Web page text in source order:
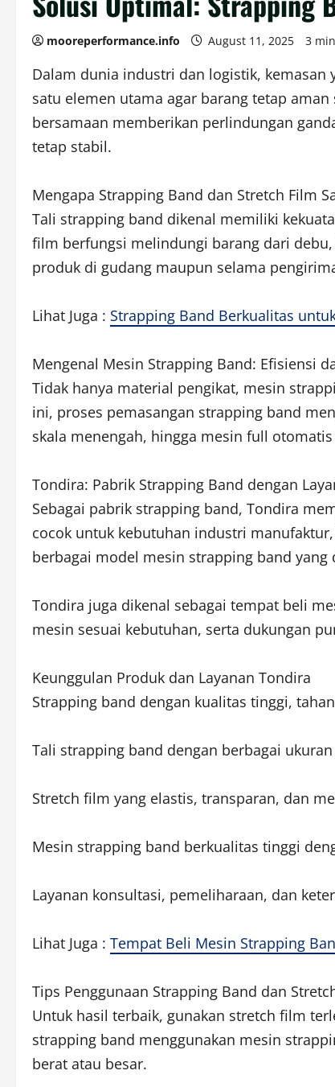
mooreperformance.info August 11, 2025 3
Dalam dunia industri dan logistik,
satu elemen utama agar barang tetap
bersamaan memberikan perlindungan
tetap stabil.
Mengapa Strapping Band dan Stretch Film
Tali strapping band dikenal memiliki
film berfungsi melindungi barang dari
produk di gudang maupun selama
Lihat Juga : Strapping Band Berkualitas
Mengenal Mesin Strapping Band: Efisiensi
Tidak hanya material pengikat, mesin
ini, proses pemasangan strapping band
skala menengah, hingga mesin full
Tondira: Pabrik Strapping Band dengan
Sebagai pabrik strapping band, Tondira
cocok untuk kebutuhan industri
berbagai model mesin strapping band
Tondira juga dikenal sebagai tempat beli
mesin sesuai kebutuhan, serta dukungan
Keunggulan Produk dan Layanan Tondira
Strapping band dengan kualitas tinggi,
Tali strapping band dengan berbagai
Stretch film yang elastis, transparan, dan
Mesin strapping band berkualitas tinggi
Layanan konsultasi, pemeliharaan, dan
Lihat Juga : Tempat Beli Mesin Strapping
Tips Penggunaan Strapping Band dan
Untuk hasil terbaik, gunakan stretch film
strapping band menggunakan mesin
berat atau besar.